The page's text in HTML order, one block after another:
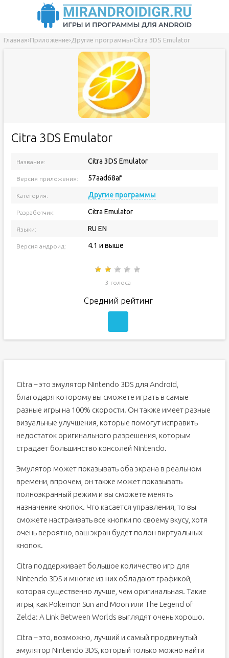
Главная›Приложение› Другие программы›Citra 3DS Emulator
Citra 3DS Emulator
Название: Citra 3DS Emulator
Версия приложения: 57aad68af
Категория: Другие программы
Разработчик: Citra Emulator
Языки: RU EN
Версия андроид: 4.1 и выше
3 голоса
Средний рейтинг
Citra – это эмулятор Nintendo 3DS для Android,
благодаря которому вы сможете играть в самые
разные игры на 100% скорости. Он также имеет разные
визуальные улучшения, которые помогут исправить
недостаток оригинального разрешения, которым
страдает большинство консолей Nintendo.
Эмулятор может показывать оба экрана в реальном
времени, впрочем, он также может показывать
полноэкранный режим и вы сможете менять
назначение кнопок. Что касается управления, то вы
сможете настраивать все кнопки по своему вкусу, хотя
очень вероятно, ваш экран будет полон виртуальных
кнопок.
Citra поддерживает большое количество игр для
Nintendo 3DS и многие из них обладают графикой,
которая существенно лучше, чем оригинальная. Такие
игры, как Pokemon Sun and Moon или The Legend of
Zelda: A Link Between Worlds выглядят очень хорошо.
Citra – это, возможно, лучший и самый продвинутый
эмулятор Nintendo 3DS, который только можно найти